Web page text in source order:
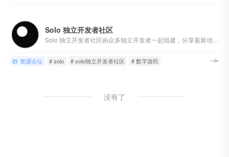
Solo 独立开发者社区
资源论坛 # solo # solo独立开发者社区 # 数字游民
没有了